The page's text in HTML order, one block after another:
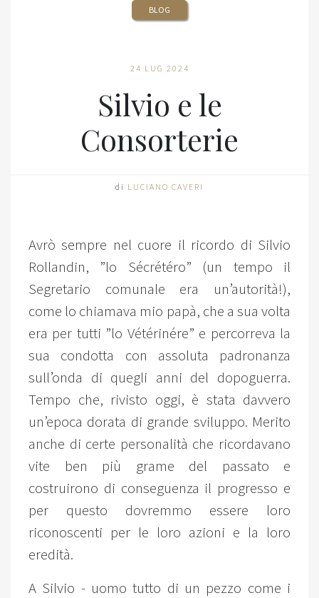
BLOG
24 LUG 2024
Silvio e le
Consorterie
di LUCIANO CAVERI
Avrò sempre nel cuore il ricordo di Silvio
Rollandin, ”lo Sécrétéro” (un tempo il
Segretario comunale era un’autorità!),
come lo chiamava mio papà, che a sua volta
era per tutti ”lo Vétérinére” e percorreva la
sua condotta con assoluta padronanza
sull’onda di quegli anni del dopoguerra.
Tempo che, rivisto oggi, è stata davvero
un’epoca dorata di grande sviluppo. Merito
anche di certe personalità che ricordavano
vite ben più grame del passato e
costruirono di conseguenza il progresso e
per questo dovremmo essere loro
riconoscenti per le loro azioni e la loro
eredità.
A Silvio - uomo tutto di un pezzo come i